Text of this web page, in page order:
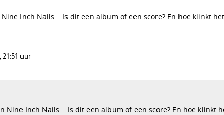
Inch Nails... Is dit een album of een score? En hoe klinkt
21:51 uur
Nine Inch Nails... Is dit een album of een score? En hoe klinkt